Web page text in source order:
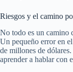
Riesgos y el camino
No todo es un camino
Un pequeño error en
de millones de
aprender a hablar con